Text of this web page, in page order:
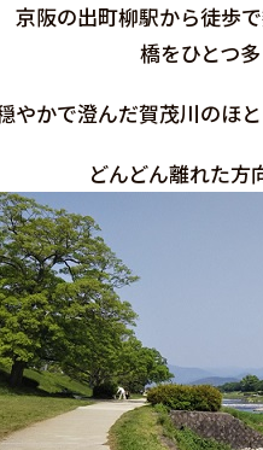
京阪の出町柳駅から徒歩
橋をひとつ
やかで澄んだ賀茂川のほ
どんどん離れた方